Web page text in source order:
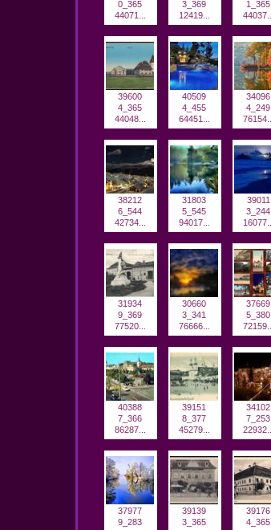
0_365
44071...
3_369
12419...
1_365
44037...
39600
4_365
44048...
40509
4_455
64451...
34096
4_249
76154...
38212
6_544
42734...
31803
5_545
94017...
39011
3_244
16077...
31934
9_369
77520...
30660
3_341
76666...
37669
5_380
72159...
40388
7_366
86287...
39151
8_377
45279...
34102
7_253
22932...
37977
9_283
39139
3_365
39176
4_365